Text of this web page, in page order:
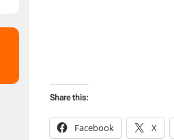
Share this:
Facebook X